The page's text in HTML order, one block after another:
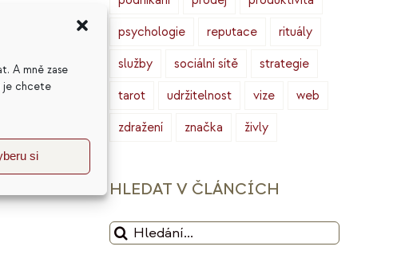
A mně zase
je chcete
si
Od
psychologie
reputace
rituály
služby
sociální sítě
strategie
tarot
udržitelnost vize
web
zdražení
značka živly
HLEDAT V ČLÁNCÍCH
Hledat: